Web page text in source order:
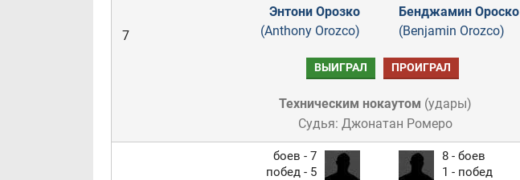
7
Энтони Орозко
(Anthony Orozco)
Бенджамин Ороско
(Benjamin Orozco)
ВЫИГРАЛ ПРОИГРАЛ
Техническим нокаутом (удары)
Судья: Джонатан Ромеро
боев - 7
побед - 5
8 - боев
1 - побед